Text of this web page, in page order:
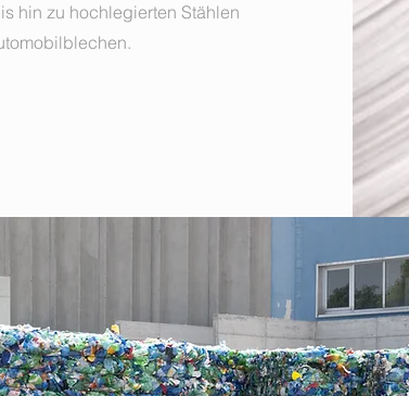
hin zu hochlegierten Stählen